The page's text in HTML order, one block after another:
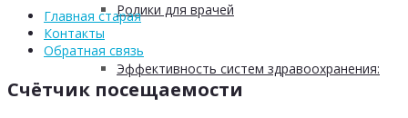
Ролики для врачей
Эффективность систем здравоохранения:
Главная старая
Контакты
Обратная связь
Счётчик посещаемости